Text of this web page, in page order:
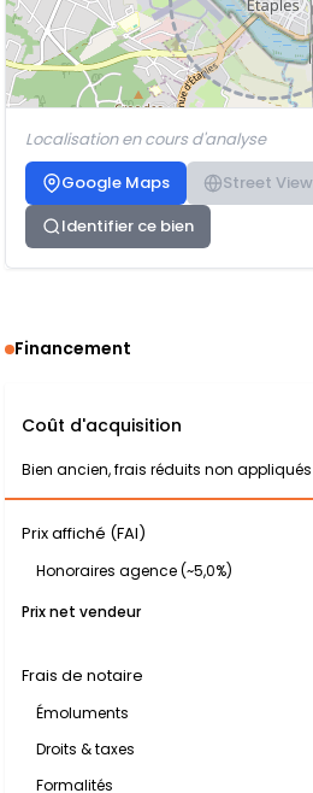
Localisation en cours d'analyse
Google Maps
Street View
Identifier ce bien
Financement
Coût d'acquisition
Bien ancien, frais réduits non appliqués
Prix affiché (FAI)
Honoraires agence (~5,0%)
Prix net vendeur
Frais de notaire
Émoluments
Droits & taxes
Formalités